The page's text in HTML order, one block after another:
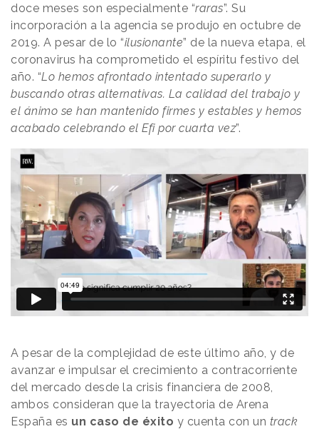
doce meses son especialmente “raras”. Su
incorporación a la agencia se produjo en octubre de
2019. A pesar de lo “ilusionante” de la nueva etapa, el
coronavirus ha comprometido el espíritu festivo del
año. “Lo hemos afrontado intentado superarlo y
buscando otras alternativas. La calidad del trabajo y
el ánimo se han mantenido firmes y estables y hemos
acabado celebrando el Efi por cuarta vez”.
A pesar de la complejidad de este último año, y de
avanzar e impulsar el crecimiento a contracorriente
del mercado desde la crisis financiera de 2008,
ambos consideran que la trayectoria de Arena
España es un caso de éxito y cuenta con un track